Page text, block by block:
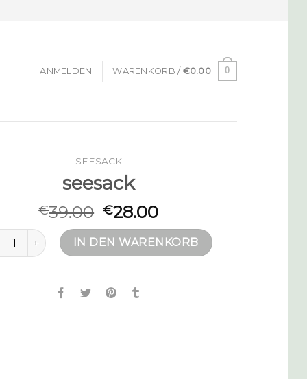
ANMELDEN WARENKORB / €0.00 0
SEESACK
seesack
€39.00 €28.00
Menge IN DEN WARENKORB